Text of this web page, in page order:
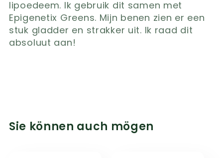
lipoedeem. Ik gebruik dit samen met
Epigenetix Greens. Mijn benen zien er een
stuk gladder en strakker uit. Ik raad dit
absoluut aan!
Sie können auch mögen